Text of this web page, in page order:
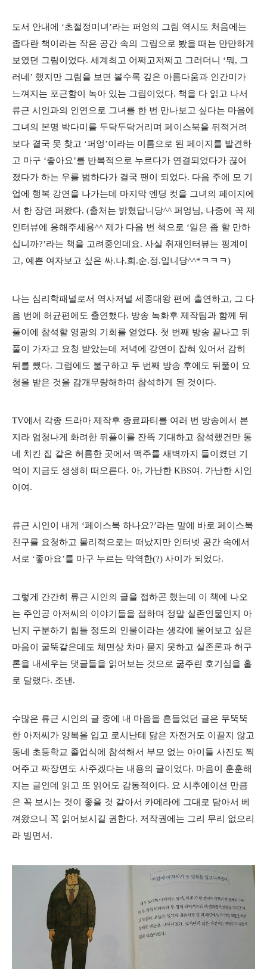
도서 안내에 ‘초절정미녀’라는 퍼엉의 그림 역시도 처음에는
좁다란 책이라는 작은 공간 속의 그림으로 봤을 때는 만만하게
보였던 그림이었다. 세계최고 어쩌고저쩌고 그러더니 ‘뭐, 그
러네’ 했지만 그림을 보면 볼수록 깊은 아름다움과 인간미가
느껴지는 포근함이 녹아 있는 그림이었다. 책을 다 읽고 나서
류근 시인과의 인연으로 그녀를 한 번 만나보고 싶다는 마음에
그녀의 본명 박다미를 두닥두닥거리며 페이스북을 뒤적거려
보다 결국 못 찾고 ‘퍼엉’이라는 이름으로 된 페이지를 발견하
고 마구 ‘좋아요’를 반복적으로 누르다가 연결되었다가 끊어
졌다가 하는 우를 범하다가 결국 팬이 되었다. 다음 주에 모 기
업에 행복 강연을 나가는데 마지막 엔딩 컷을 그녀의 페이지에
서 한 장면 퍼왔다. (출처는 밝혔답니당^^ 퍼엉님, 나중에 꼭 제
인터뷰에 응해주세용^^ 제가 다음 번 책으로 ‘일은 좀 할 만하
십니까?’라는 책을 고려중인데요. 사실 취재인터뷰는 핑계이
고, 예쁜 여자보고 싶은 싸.나.희.순.정.입니당^^*ㅋㅋㅋ)
나는 심리학패널로서 역사저널 세종대왕 편에 출연하고, 그 다
음 번에 허균편에도 출연했다. 방송 녹화후 제작팀과 함께 뒤
풀이에 참석할 영광의 기회를 얻었다. 첫 번째 방송 끝나고 뒤
풀이 가자고 요청 받았는데 저녁에 강연이 잡혀 있어서 감히
뒤를 뺐다. 그럼에도 불구하고 두 번째 방송 후에도 뒤풀이 요
청을 받은 것을 감개무량해하며 참석하게 된 것이다.
TV에서 각종 드라마 제작후 종료파티를 여러 번 방송에서 본
지라 엄청나게 화려한 뒤풀이를 잔뜩 기대하고 참석했건만 동
네 치킨 집 같은 허름한 곳에서 맥주를 새벽까지 들이켰던 기
억이 지금도 생생히 떠오른다. 아, 가난한 KBS여. 가난한 시인
이여.
류근 시인이 내게 ‘페이스북 하나요?’라는 말에 바로 페이스북
친구를 요청하고 물리적으로는 떠났지만 인터넷 공간 속에서
서로 ‘좋아요’를 마구 누르는 막역한(?) 사이가 되었다.
그렇게 간간히 류근 시인의 글을 접하곤 했는데 이 책에 나오
는 주인공 아저씨의 이야기들을 접하며 정말 실존인물인지 아
닌지 구분하기 힘들 정도의 인물이라는 생각에 물어보고 싶은
마음이 굴뚝같은데도 체면상 차마 묻지 못하고 실존론과 허구
론을 내세우는 댓글들을 읽어보는 것으로 굶주린 호기심을 홀
로 달랬다. 조낸.
수많은 류근 시인의 글 중에 내 마음을 흔들었던 글은 무뚝뚝
한 아저씨가 양복을 입고 로시난테 닮은 자전거도 이끌지 않고
동네 초등학교 졸업식에 참석해서 부모 없는 아이들 사진도 찍
어주고 짜장면도 사주겠다는 내용의 글이었다. 마음이 훈훈해
지는 글인데 읽고 또 읽어도 감동적이다. 요 시추에이션 만큼
은 꼭 보시는 것이 좋을 것 같아서 카메라에 그대로 담아서 베
껴왔으니 꼭 읽어보시길 권한다. 저작권에는 그리 무리 없으리
라 빌면서.